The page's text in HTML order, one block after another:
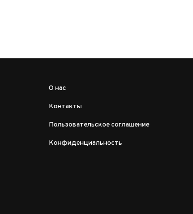
О нас
Контакты
Пользовательское соглашение
Конфиденциальность